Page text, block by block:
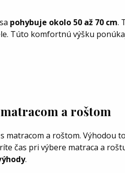
pohybuje okolo 50 až 70 cm.
Túto komfortnú výšku
a roštom
matracom a roštom. Výhodou
čas pri výbere matraca a
.